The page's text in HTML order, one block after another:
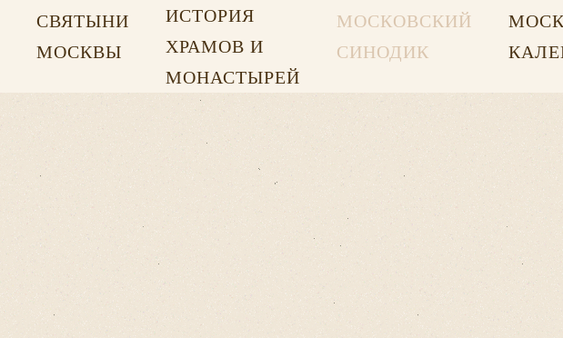
СВЯТЫНИ
МОСКВЫ
ИСТОРИЯ
ХРАМОВ И
МОНАСТЫРЕЙ
МОСКОВСКИЙ
СИНОДИК